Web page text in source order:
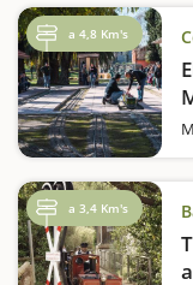
a 4,8 Km's
a 3,4 Km's